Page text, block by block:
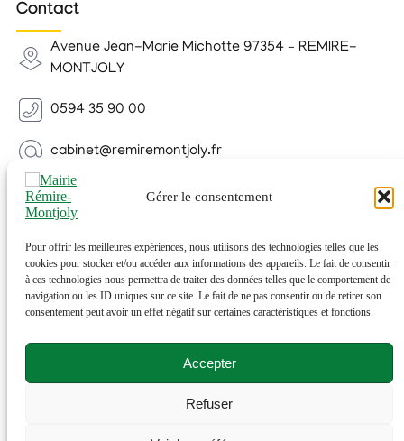
Gérer le consentement
Pour offrir les meilleures expériences, nous utilisons des technologies telles que les
cookies pour stocker et/ou accéder aux informations des appareils. Le fait de consentir
à ces technologies nous permettra de traiter des données telles que le comportement de
navigation ou les ID uniques sur ce site. Le fait de ne pas consentir ou de retirer son
consentement peut avoir un effet négatif sur certaines caractéristiques et fonctions.
Accepter
Refuser
Contact
Avenue Jean-Marie Michotte 97354 – REMIRE-
MONTJOLY
0594 35 90 00
cabinet@remiremontjoly.fr
Newsletter
nouvelles de votre commune.